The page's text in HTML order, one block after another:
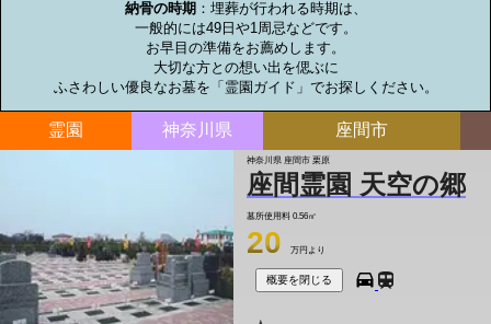
納骨の時期：埋葬が行われる時期は、
一般的には49日や1周忌などです。
お早目の準備をお薦めします。
大切な方との想い出を偲ぶに
ふさわしい優良なお墓を「霊園ガイド」でお探しください。
霊園 神奈川県 座間市
神奈川県 座間市 栗原
座間霊園 天空の郷
墓所使用料 0.56㎡
20 万円より
概要を閉じる